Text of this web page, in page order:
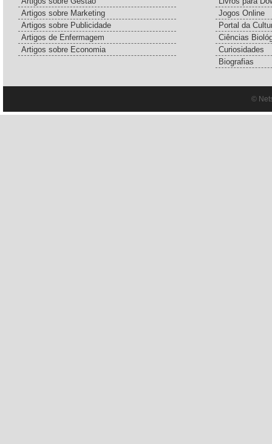
Artigos sobre Marketing
Artigos sobre Publicidade
Artigos de Enfermagem
Artigos sobre Economia
Jogos Online
Portal da
Ciências
Curiosidades
Biografias
©